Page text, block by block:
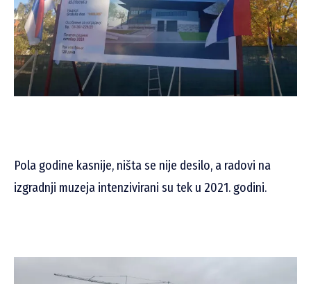
Pola godine kasnije, ništa se nije desilo, a radovi na
izgradnji muzeja intenzivirani su tek u 2021. godini.